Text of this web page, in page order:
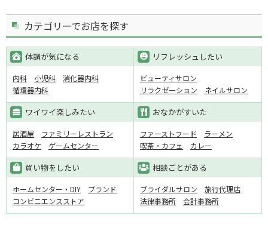
カテゴリーでお店を探す
体調が気になる
内科 小児科
消化器内科
循環器内科
リフレッシュしたい
ビューティサロン
リラクゼーション
ネイルサロン
ワイワイ楽しみたい
居酒屋
ファミリーレストラン
カラオケ
ゲームセンター
おなかがすいた
ファーストフード
ラーメン
喫茶・カフェ
カレー
買い物をしたい
ホームセンター・DIY
ブランド
コンビニエンスストア
相談ごとがある
ブライダルサロン
旅行代理店
法律事務所
会計事務所